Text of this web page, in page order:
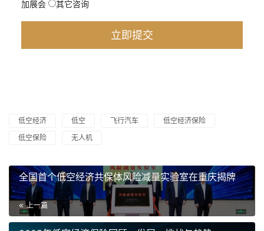
加展会
其它咨询
低空经济 低空 飞行汽车
低空经济保险
低空保险
无人机
全国首个低空经济共保体风险减量实验室在重庆揭牌
上一篇